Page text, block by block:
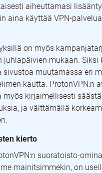
aiheuttamasi
aina käyttää VPN-
on myös
juhlapäivien mukaan. Siksi
sivustoa muutamassa eri
kautta. ProtonVPN:n
myös kirjaimellisesti
ja välttämällä
kierto
suoratoisto-
mainitsimmekin, on